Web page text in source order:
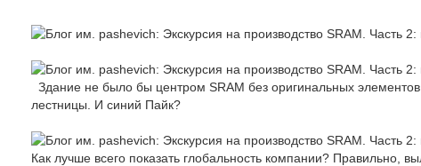
Здание не было бы центром SRAM без оригинальных
лестницы. И синий Пайк?
Как лучше всего показать глобальность компании? Правильно,